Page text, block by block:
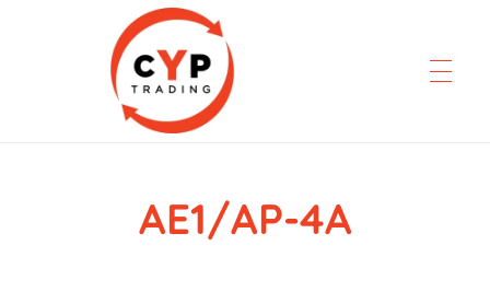
CYP Trading
AE1/AP-4A